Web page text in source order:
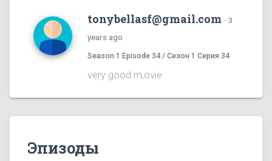
tonybellasf@gmail.com · 3
years ago
Season 1 Episode 34 / Сезон 1 Серия 34
very good m,ovie
Эпизоды